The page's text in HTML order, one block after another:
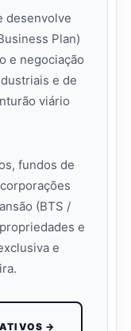
desenvolve
Plan)
e negociação
e de
viário
fundos de
(BTS /
e
e
→